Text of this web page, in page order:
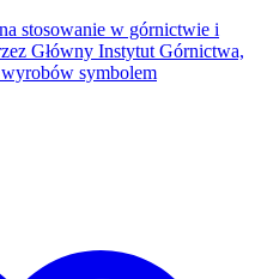
stosowanie w górnictwie i
Główny Instytut Górnictwa,
symbolem